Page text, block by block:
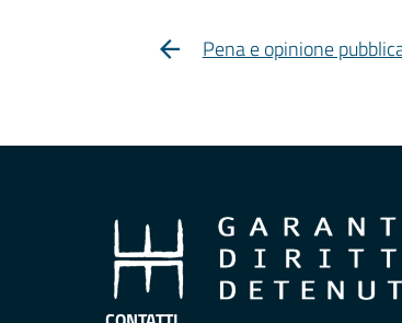
Pena e opinione